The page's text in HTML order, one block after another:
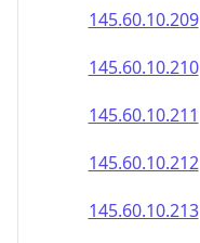
145.60.10.209
145.60.10.210
145.60.10.211
145.60.10.212
145.60.10.213